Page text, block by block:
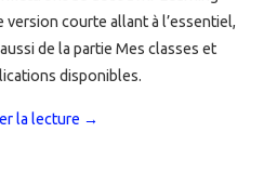
courte allant à l’essentiel,
de la partie Mes classes et
disponibles.
la lecture →